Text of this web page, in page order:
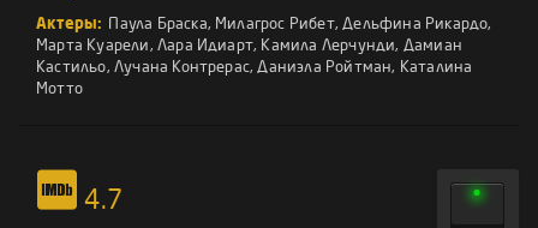
Актеры: Паула Браска, Милагрос Рибет,Дельфина Рикардо,
Марта Куарели, Лара Идиарт, Камила Лерчунди, Дамиан
Кастильо, Лучана Контрерас,Даниэла Ройтман, Каталина
Мотто
4.7